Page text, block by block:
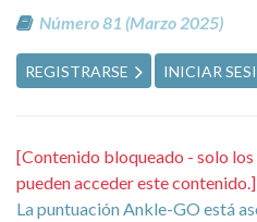
Número 81 (Marzo 2025)
REGISTRARSE INICIAR
[Contenido bloqueado - solo los
pueden acceder este contenido.]
La puntuación Ankle-GO está